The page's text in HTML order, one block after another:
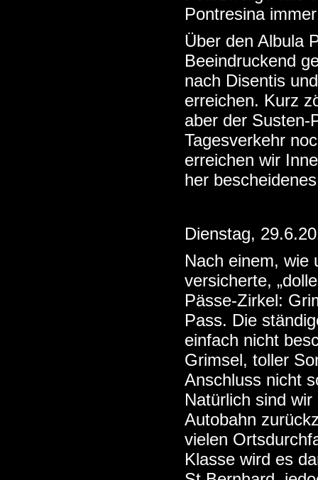
Pontresina
Über den Albula
Beeindruckend
nach Disentis
erreichen. Kurz
aber der Susten-
Tagesverkehr
erreichen wir
her
Dienstag,
Nach einem, wie
versicherte,
Pässe-Zirkel:
Pass. Die
einfach nicht
Grimsel, toller
Anschluss nicht
Natürlich sind
Autobahn
vielen
Klasse wird es